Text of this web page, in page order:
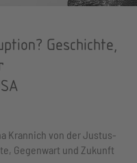
Geschichte,
Krannich von der Justus-
Gegenwart und Zukunft